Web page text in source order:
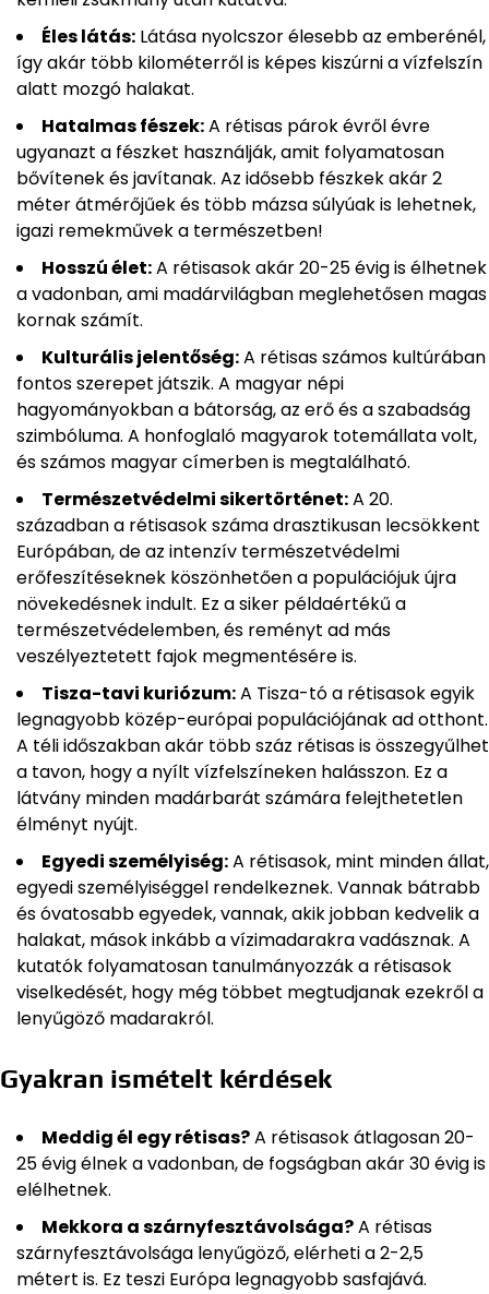
Éles látás: Látása nyolcszor élesebb az emberénél,
így akár több kilométerről is képes kiszúrni a vízfelszín
alatt mozgó halakat.
Hatalmas fészek:A rétisas párok évről évre
ugyanazt a fészket használják, amit folyamatosan
bővítenek és javítanak. Az idősebb fészkek akár 2
méter átmérőjűek és több mázsa súlyúak is lehetnek,
igazi remekművek a természetben!
Hosszú élet:A rétisasok akár 20-25 évig is élhetnek
a vadonban, ami madárvilágban meglehetősen magas
kornak számít.
Kulturális jelentőség:A rétisas számos kultúrában
fontos szerepet játszik. A magyar népi
hagyományokban a bátorság, az erő és a szabadság
szimbóluma. A honfoglaló magyarok totemállata volt,
és számos magyar címerben is megtalálható.
Természetvédelmi sikertörténet:A 20.
században a rétisasok száma drasztikusan lecsökkent
Európában, de az intenzív természetvédelmi
erőfeszítéseknek köszönhetően a populációjuk újra
növekedésnek indult. Ez a siker példaértékű a
természetvédelemben, és reményt ad más
veszélyeztetett fajok megmentésére is.
Tisza-tavi kuriózum:A Tisza-tó a rétisasok egyik
legnagyobb közép-európai populációjának ad otthont.
A téli időszakban akár több száz rétisas is összegyűlhet
a tavon, hogy a nyílt vízfelszíneken halásszon. Ez a
látvány minden madárbarát számára felejthetetlen
élményt nyújt.
Egyedi személyiség:A rétisasok, mint minden állat,
egyedi személyiséggel rendelkeznek. Vannak bátrabb
és óvatosabb egyedek, vannak, akik jobban kedvelik a
halakat, mások inkább a vízimadarakra vadásznak. A
kutatók folyamatosan tanulmányozzák a rétisasok
viselkedését, hogy még többet megtudjanak ezekről a
lenyűgöző madarakról.
Gyakran ismételt kérdések
Meddig él egy rétisas?A rétisasok átlagosan 20-
25 évig élnek a vadonban, de fogságban akár 30 évig is
elélhetnek.
Mekkora a szárnyfesztávolsága?A rétisas
szárnyfesztávolsága lenyűgöző, elérheti a 2-2,5
métert is. Ez teszi Európa legnagyobb sasfajává.